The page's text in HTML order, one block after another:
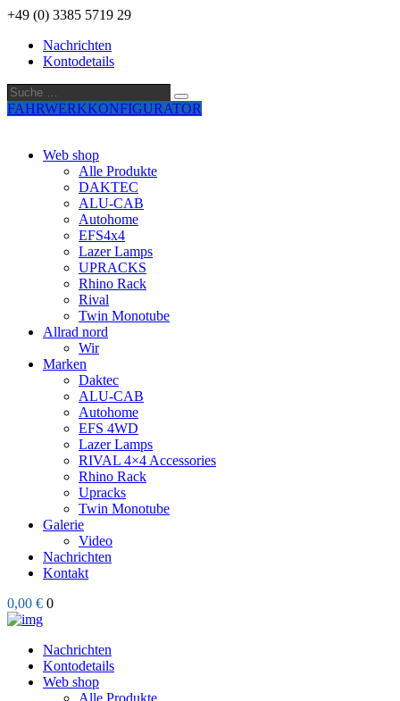
+49 (0) 3385 5719 29
Nachrichten
Kontodetails
Suche
…
Suche
FAHRWERKKONFIGURATOR
Web shop
Alle Produkte
DAKTEC
ALU-CAB
Autohome
EFS4x4
Lazer Lamps
UPRACKS
Rhino Rack
Rival
Twin Monotube
Allrad nord
Wir
Marken
Daktec
ALU-CAB
Autohome
EFS 4WD
Lazer Lamps
RIVAL 4×4 Accessories
Rhino Rack
Upracks
Twin Monotube
Galerie
Video
Nachrichten
Kontakt
0,00 € 0
Nachrichten
Kontodetails
Web shop
Alle Produkte